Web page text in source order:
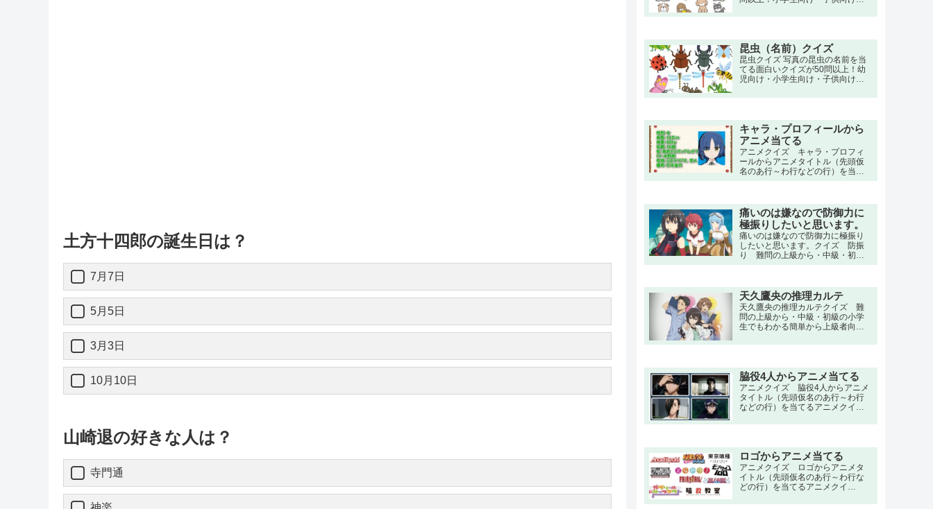
土方十四郎の誕生日は？
7月7日
5月5日
3月3日
10月10日
山崎退の好きな人は？
寺門通
中級問題から大人向け・上級者向
昆虫（名前）クイズ
昆虫クイズ 写真の昆虫の名前を当
てる面白いクイズが50問以上！幼
児向け・小学生向け・子供向けの3
鑑やアプリに負けない上級者向け
キャラ・プロフィールから
アニメ当てる
アニメクイズ キャラ・プロフィ
ールからアニメタイトル（先頭仮
名のあ行～わ行などの行）を当て
るアニメクイズ。
痛いのは嫌なので防御力に
極振りしたいと思います。
痛いのは嫌なので防御力に極振り
したいと思います。クイズ 防振
り 難問の上級から・中級・初級
の小学生でもわかる簡単から上級
題まで。友人の白峯理沙に勧めら
れて、VRMMO『NewWorld
Online』をプレイすることになっ
た本条楓は、メイプルという名前
でプレイを始めることになった。
しかし、ゲーム初心者であるメイ
テータスポイントも全て防御力に
振る「極振り」をしてしまう。
天久鷹央の推理カルテ
天久鷹央の推理カルテクイズ 難
問の上級から・中級・初級の小学
生でもわかる簡単から上級者向け
ー・声優・一問一答・3択問題ま
部」の女医、天才的な頭脳の持ち
主である天久鷹央のもとには、
数々の診断困難とされる病気や、
警察でさえ解き明かすことのでき
ない謎に包まれた事件が集まって
くる。
脇役4人からアニメ当てる
アニメクイズ 脇役4人からアニメ
タイトル（先頭仮名のあ行～わ行
などの行）を当てるアニメクイ
花嫁,地縛少年花子くん,マッシュル,
王,北斗の拳,のだめカンタービレ,鬼
滅の刃,進撃の巨人,ハンター×ハン
ター,呪術廻戦,ワンピース,ナルト
ロゴからアニメ当てる
アニメクイズ ロゴからアニメタ
イトル（先頭仮名のあ行～わ行な
どの行）を当てるアニメクイ
花嫁,地縛少年花子くん,マッシュル,